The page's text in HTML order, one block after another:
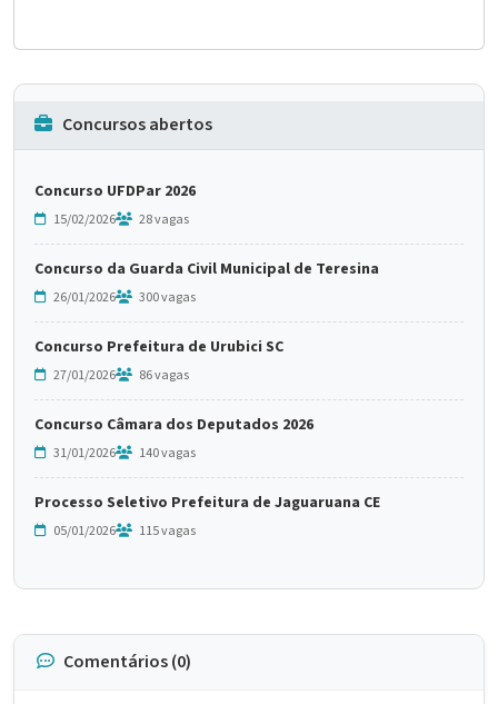
Concursos abertos
Concurso UFDPar 2026
15/02/2026 28 vagas
Concurso da Guarda Civil Municipal de Teresina
26/01/2026 300 vagas
Concurso Prefeitura de Urubici SC
27/01/2026 86 vagas
Concurso Câmara dos Deputados 2026
31/01/2026 140 vagas
Processo Seletivo Prefeitura de Jaguaruana CE
05/01/2026 115 vagas
Comentários (0)